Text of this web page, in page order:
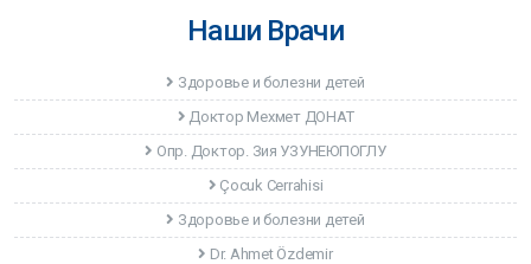
Наши Врачи
Здоровье и болезни детей
Доктор Мехмет ДОНАТ
Опр. Доктор. Зия УЗУНЕЮПОГЛУ
Çocuk Cerrahisi
Здоровье и болезни детей
Dr. Ahmet Özdemir